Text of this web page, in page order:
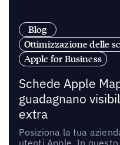
Blog
Ottimizzazione delle
Apple for Business
Schede Apple
guadagnano
extra
Posiziona la tua
utenti Apple. In